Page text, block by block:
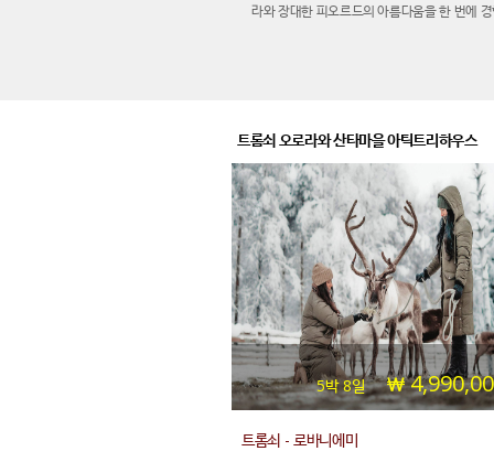
라와 장대한 피오르드의 아름다움을 한 번에
트롬쇠 오로라와 산타마을 아틱트리하우스
5박 8일
트롬쇠 - 로바니에미